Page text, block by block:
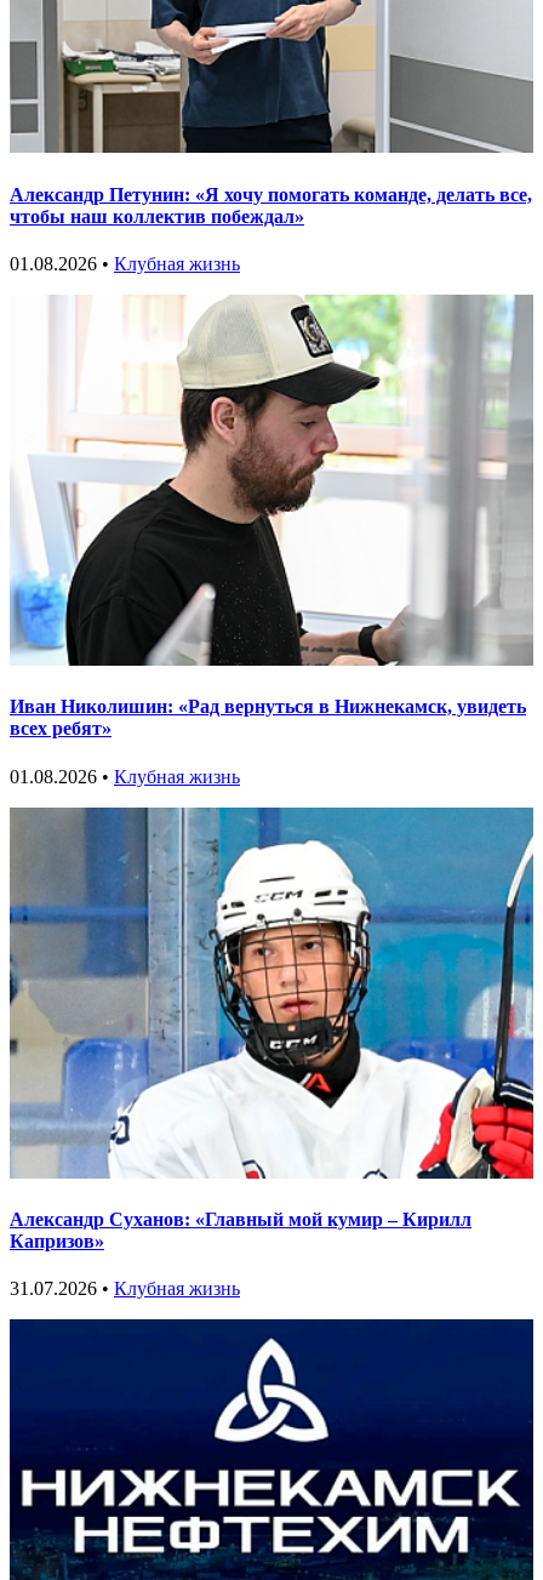
Александр Петунин: «Я хочу помогать команде, делать все,
чтобы наш коллектив побеждал»
01.08.2026 • Клубная жизнь
Иван Николишин: «Рад вернуться в Нижнекамск, увидеть
всех ребят»
01.08.2026 • Клубная жизнь
Александр Суханов: «Главный мой кумир – Кирилл
Капризов»
31.07.2026 • Клубная жизнь